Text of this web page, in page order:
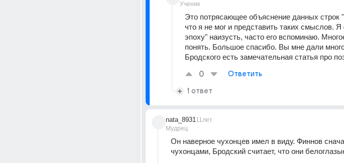
Ученик
Это потрясающее объяснение данных строк
что я не мог и представить таких смыслов.
эпоху" наизусть, часто его вспоминаю.
понять. Большое спасибо. Вы мне дали
Бродского есть замечательная статья про
0 Ответить
1 ответ
nata_8931
Мудрец
11лет
Он наверное чухонцев имел в виду. Финнов
чухонцами, Бродский считает, что они